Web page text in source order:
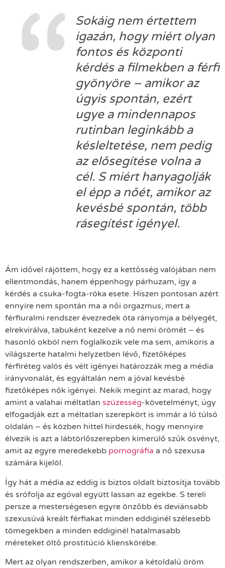
Sokáig nem értettem
igazán, hogy miért olyan
fontos és központi
kérdés a filmekben a férfi
gyönyöre – amikor az
úgyis spontán, ezért
ugye a mindennapos
rutinban leginkább a
késleltetése, nem pedig
az elősegítése volna a
cél. S miért hanyagolják
el épp a nőét, amikor az
kevésbé spontán, több
rásegítést igényel.
Ám idővel rájöttem, hogy ez a kettősség valójában nem
ellentmondás, hanem éppenhogy párhuzam, így a
kérdés a csuka-fogta-róka esete. Hiszen pontosan azért
ennyire nem spontán ma a női orgazmus, mert a
férfiuralmi rendszer évezredek óta rányomja a bélyegét,
elrekvirálva, tabuként kezelve a nő nemi örömét – és
hasonló okból nem foglalkozik vele ma sem, amikoris a
világszerte hatalmi helyzetben lévő, fizetőképes
férfiréteg valós és vélt igényei határozzák meg a média
irányvonalát, és egyáltalán nem a jóval kevésbé
fizetőképes nők igényei. Nekik megint az marad, hogy
amint a valahai méltatlan szüzesség-követelményt, úgy
elfogadják ezt a méltatlan szerepkört is immár a ló túlsó
oldalán – és közben hittel hirdessék, hogy mennyire
élvezik is azt a lábtörlőszerepben kimerülő szűk ösvényt,
amit az egyre meredekebb pornográfia a nő szexusa
számára kijelöl.
Így hát a média az eddig is biztos oldalt biztosítja tovább
és srófolja az egóval együtt lassan az egekbe. S tereli
persze a mesterségesen egyre önzőbb és deviánsabb
szexusúvá kreált férfiakat minden eddiginél szélesebb
tömegekben a minden eddiginél hatalmasabb
méreteket öltő prostitúció klienskörébe.
Mert az olyan rendszerben, amikor a kétoldalú öröm